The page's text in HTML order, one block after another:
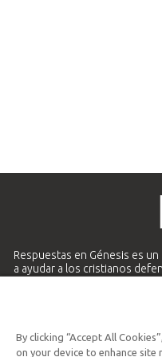
Respuestas en Génesis es
a ayudar a los cristianos
By clicking “Accept All
on your device to enhance site